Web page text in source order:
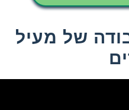
של מעיל